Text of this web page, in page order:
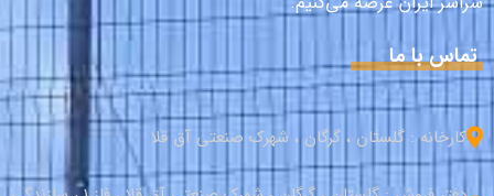
تماس با ما
کارخانه : گلستان ، گرگان ، شهرک صنعتی آق قلا